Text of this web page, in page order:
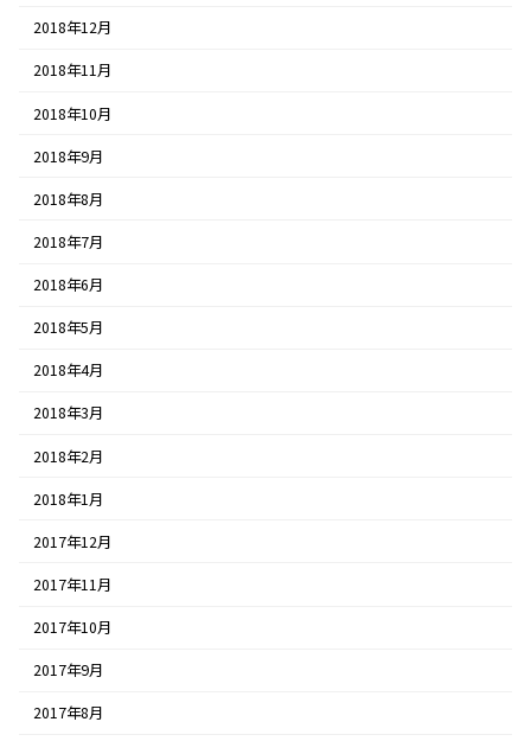
2018年12月
2018年11月
2018年10月
2018年9月
2018年8月
2018年7月
2018年6月
2018年5月
2018年4月
2018年3月
2018年2月
2018年1月
2017年12月
2017年11月
2017年10月
2017年9月
2017年8月